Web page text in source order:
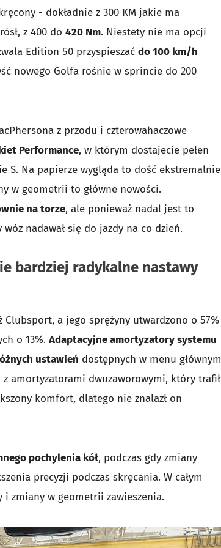
- dokładnie z 300 KM jakie ma
z 400 do 420 Nm. Niestety nie ma opcji
Edition 50 przyspieszać do 100 km/h
nowego Golfa rośnie w sprincie do 200
z przodu i czterowahaczowe
Performance, w którym dostajecie pełen
S. Na papierze wygląda to dość ekstremalnie
w geometrii to główne nowości.
na torze, ale ponieważ nadal jest to
nadawał się do jazdy na co dzień.
bardziej radykalne nastawy
a jego sprężyny utwardzono o 57%
o 13%. Adaptacyjne amortyzatory systemu
ustawień dostępnych w menu głównym
z amortyzatorami dwuzaworowymi, który trafił
komfort, dlatego nie znalazł on
pochylenia kół, podczas gdy zmiany
precyzji podczas skręcania. W całym
zmiany w geometrii zawieszenia.